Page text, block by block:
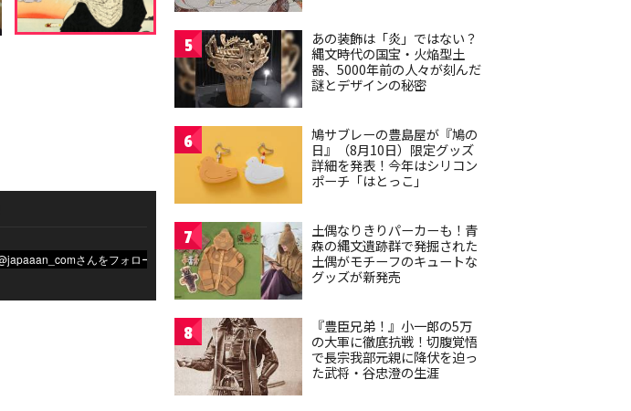
5
あの装飾は「炎」ではない？
縄文時代の国宝・火焔型土
器、5000年前の人々が刻んだ
謎とデザインの秘密
6
鳩サブレーの豊島屋が『鳩の
日』（8月10日）限定グッズ
詳細を発表！今年はシリコン
ポーチ「はとっこ」
7
土偶なりきりパーカーも！青
森の縄文遺跡群で発掘された
土偶がモチーフのキュートな
グッズが新発売
8
『豊臣兄弟！』小一郎の5万
の大軍に徹底抗戦！切腹覚悟
で長宗我部元親に降伏を迫っ
た武将・谷忠澄の生涯